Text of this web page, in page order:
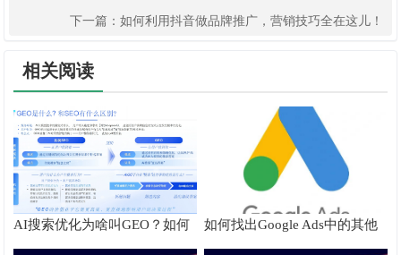
下一篇： 如何利用抖音做品牌推广，营销技巧全在这儿！
相关阅读
AI搜索优化为啥叫GEO？如何
在AI搜索中获得排名？
如何找出Google Ads中的其他
搜索字词